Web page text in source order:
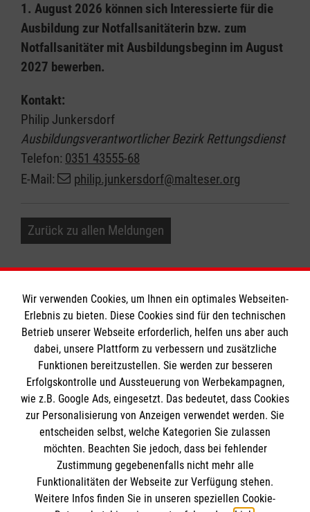
1. August 2026 können sich Interessierte für die
Ausbildung zur Notfallsanitäterin bzw. zum
Notfallsanitäter mit Ausbildungsbeginn im August
2027 bewerben.
Kontakt:
Philip Junkersdorf
Ausbildungsverantwortlicher Bezirk Rettungsdienst
Telefon: 0351 43555-68
E-Mail:
philip.junkersdorf@malteser.org
Zurück zu allen Meldungen
Informationen
Impressum
Datenschutz
Barrierefreiheit
Kontakt
Die Malteser
Malteser in Deutschland
Malteserorden
Sharepoint
Spendenkonto
Wir verwenden Cookies, um Ihnen ein optimales Webseiten-
Erlebnis zu bieten. Diese Cookies sind für den technischen
Betrieb unserer Webseite erforderlich, helfen uns aber auch
dabei, unsere Plattform zu verbessern und zusätzliche
Funktionen bereitzustellen. Sie werden zur besseren
Erfolgskontrolle und Aussteuerung von Werbekampagnen,
wie z.B. Google Ads, eingesetzt. Das bedeutet, dass Cookies
zur Personalisierung von Anzeigen verwendet werden. Sie
entscheiden selbst, welche Kategorien Sie zulassen
möchten. Beachten Sie jedoch, dass bei fehlender
Zustimmung gegebenenfalls nicht mehr alle
Funktionalitäten der Webseite zur Verfügung stehen.
Weitere Infos finden Sie in unseren speziellen Cookie-